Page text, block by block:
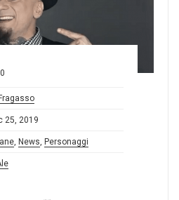
0
25, 2019
, News, Personaggi